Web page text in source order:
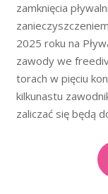
zamknięcia
2025 roku na
zawody we
torach w pięciu
kilkunastu
zaliczać się będą